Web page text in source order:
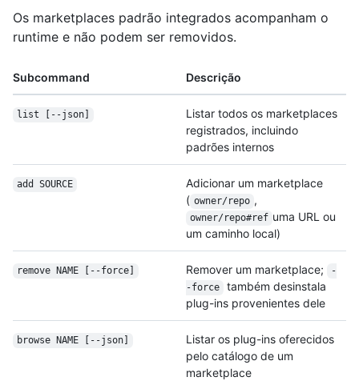
Os marketplaces padrão integrados acompanham o
runtime e não podem ser removidos.
Subcommand Descrição
list [--json]
Listar todos os marketplaces
registrados, incluindo
padrões internos
add SOURCE
Adicionar um marketplace
( owner/repo ,
owner/repo#ref uma URL ou
um caminho local)
remove NAME [--force] Remover um marketplace;
-
-force
também desinstala
plug-ins provenientes dele
browse NAME [--json]
Listar os plug-ins oferecidos
pelo catálogo de um
marketplace